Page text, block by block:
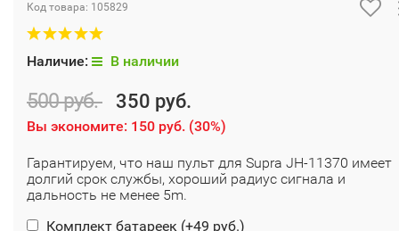
Код товара: 105829
Наличие: В наличии
500 руб. 350 руб.
Вы экономите: 150 руб. (30%)
Гарантируем, что наш пульт для Supra JH-11370 имеет
долгий срок службы, хороший радиус сигнала и
дальность не менее 5m.
Комплект батареек (+49 руб.)